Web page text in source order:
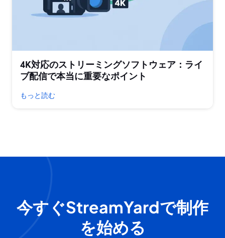
4K対応のストリーミングソフトウェア：ライ
ブ配信で本当に重要なポイント
もっと読む
今すぐStreamYardで制作
を始める